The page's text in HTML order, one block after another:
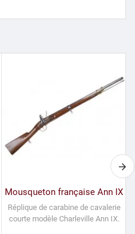
Mousqueton française Ann IX
Réplique de carabine de cavalerie
courte modèle Charleville Ann IX.